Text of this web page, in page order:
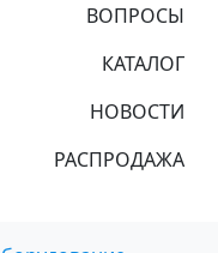
ВОПРОСЫ
КАТАЛОГ
НОВОСТИ
РАСПРОДАЖА